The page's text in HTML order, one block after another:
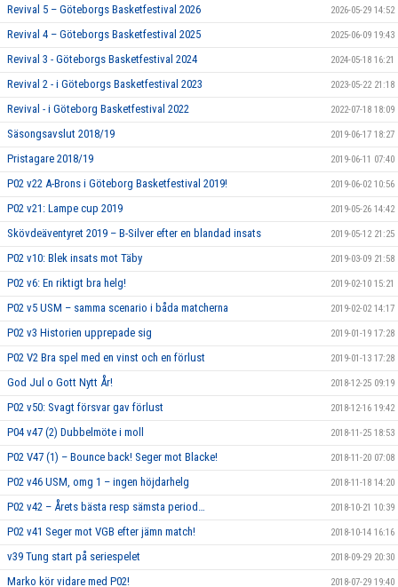
Revival 5 – Göteborgs Basketfestival 2026 2026-05-29 14:52
Revival 4 – Göteborgs Basketfestival 2025 2025-06-09 19:43
Revival 3 - Göteborgs Basketfestival 2024 2024-05-18 16:21
Revival 2 - i Göteborgs Basketfestival 2023 2023-05-22 21:18
Revival - i Göteborg Basketfestival 2022 2022-07-18 18:09
Säsongsavslut 2018/19 2019-06-17 18:27
Pristagare 2018/19 2019-06-11 07:40
P02 v22 A-Brons i Göteborg Basketfestival 2019! 2019-06-02 10:56
P02 v21: Lampe cup 2019 2019-05-26 14:42
Skövdeäventyret 2019 – B-Silver efter en blandad insats 2019-05-12 21:25
P02 v10: Blek insats mot Täby 2019-03-09 21:58
P02 v6: En riktigt bra helg! 2019-02-10 15:21
P02 v5 USM – samma scenario i båda matcherna 2019-02-02 14:17
P02 v3 Historien upprepade sig 2019-01-19 17:28
P02 V2 Bra spel med en vinst och en förlust 2019-01-13 17:28
God Jul o Gott Nytt År! 2018-12-25 09:19
P02 v50: Svagt försvar gav förlust 2018-12-16 19:42
P04 v47 (2) Dubbelmöte i moll 2018-11-25 18:53
P02 V47 (1) – Bounce back! Seger mot Blacke! 2018-11-20 07:08
P02 v46 USM, omg 1 – ingen höjdarhelg 2018-11-18 14:20
P02 v42 – Årets bästa resp sämsta period… 2018-10-21 10:39
P02 v41 Seger mot VGB efter jämn match! 2018-10-14 16:16
v39 Tung start på seriespelet 2018-09-29 20:30
Marko kör vidare med P02! 2018-07-29 19:40